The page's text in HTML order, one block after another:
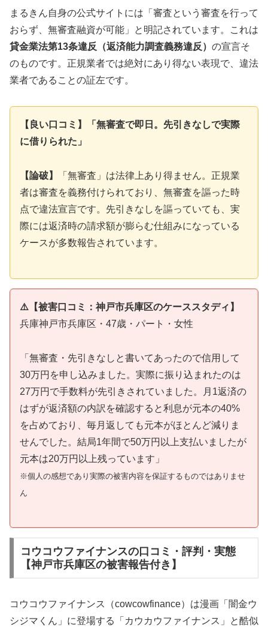
まるきん自身の公式サイトには「審査という審査を行って
おらず、無審査融資が可能」と明記されています。これは
貸金業法第13条違反（返済能力調査義務違反） の宣言そ
のものです。正規業者では絶対にあり得ない表現で、違法
業者であることの証左です。
【良い口コミ】「無審査で即日。先引きなしで実際
に借りられた」
【論破】
「無審査」は法律上あり得ません。正規業
者は審査を義務付けられており、無審査を謳った時
点で違法宣言です。先引きなしを謳っていても、実
際には返済時の請求額が膨らむ仕組みになっている
ケースが多数報告されています。
⚠️【被害口コミ：神戸市兵庫区のケーススタディ】
兵庫神戸市兵庫区・47歳・パート・女性
「無審査・先引きなしと書いてあったので信用して
30万円を申し込みました。実際に振り込まれたのは
27万円で手数料が先引きされていました。月1返済の
はずが返済額の内訳を確認すると利息が元本の40%
を占めており、毎月返しても元本がほとんど減りま
せんでした。結局1年間で50万円以上支払いましたが
元本は20万円以上残っています」
※個人の感想であり実際の被害内容を保証するものではありませ
ん
コウコウファイナンスの口コミ・評判・実態
【神戸市兵庫区の被害報告付き】
コウコウファイナンス（cowcowfinance）は漫画「闇金ウ
シジマくん」に登場する「カウカウファイナンス」と酷似